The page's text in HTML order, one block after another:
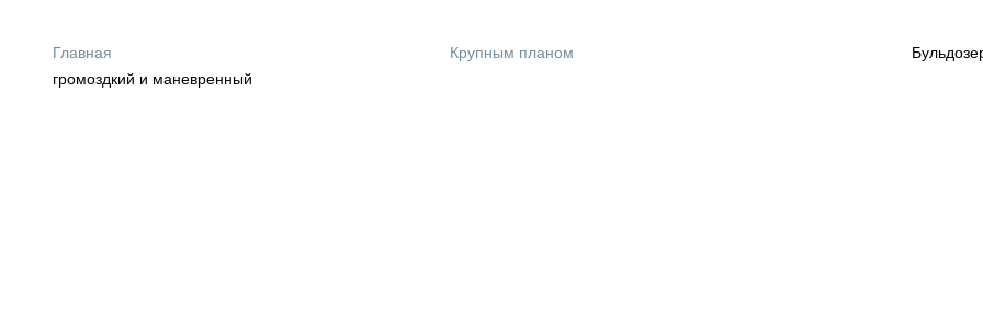
ОБЗОР РЫНКА
КОМТРАНС 2021
Главная Крупным планом
громоздкий и маневренный